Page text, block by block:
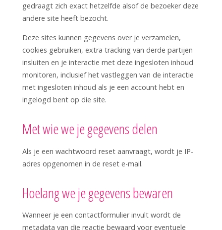
gedraagt zich exact hetzelfde alsof de bezoeker deze
andere site heeft bezocht.
Deze sites kunnen gegevens over je verzamelen,
cookies gebruiken, extra tracking van derde partijen
insluiten en je interactie met deze ingesloten inhoud
monitoren, inclusief het vastleggen van de interactie
met ingesloten inhoud als je een account hebt en
ingelogd bent op die site.
Met wie we je gegevens delen
Als je een wachtwoord reset aanvraagt, wordt je IP-
adres opgenomen in de reset e-mail.
Hoelang we je gegevens bewaren
Wanneer je een contactformulier invult wordt de
metadata van die reactie bewaard voor eventuele